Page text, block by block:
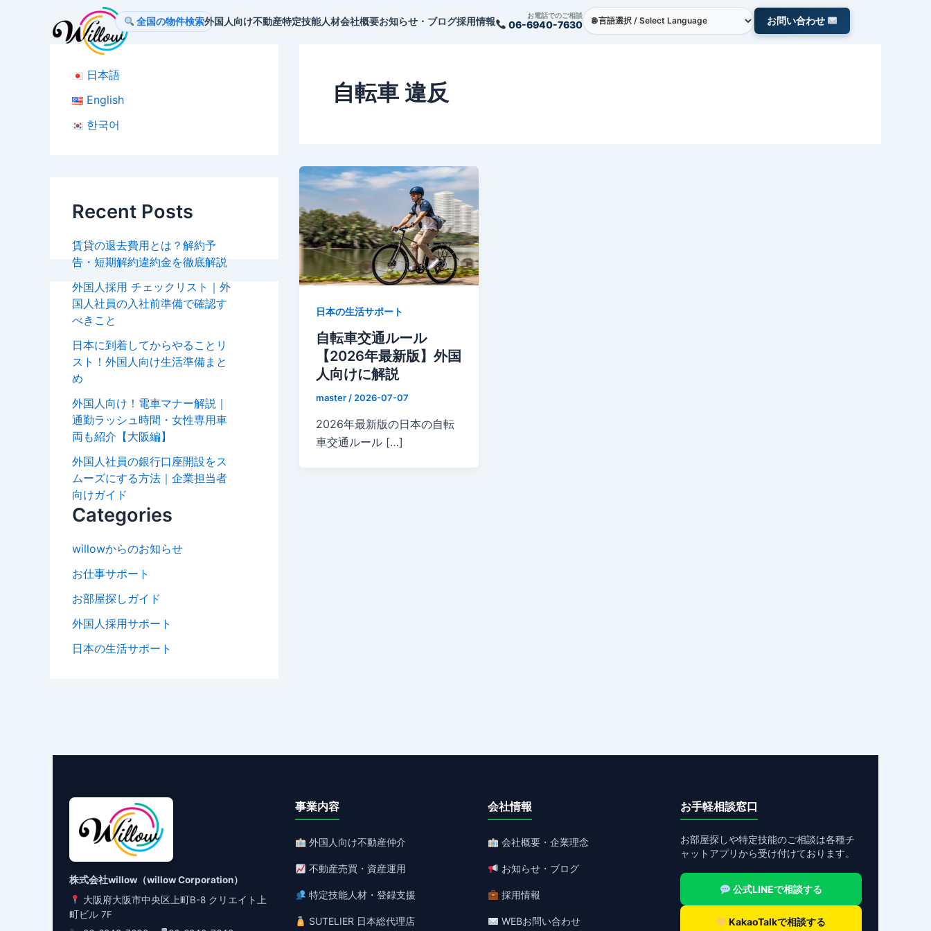
全国の物件検索外国人向け不動産特定技能人材会社概要お知らせ・ブログ採用情報
お電話でのご相談
06-6940-7630 お問い合わせ
日本語
English
한국어
Recent Posts
賃貸の退去費用とは？解約予
告・短期解約違約金を徹底解説
外国人採用 チェックリスト｜外
国人社員の入社前準備で確認す
べきこと
日本に到着してからやることリ
スト！外国人向け生活準備まと
め
外国人向け！電車マナー解説｜
通勤ラッシュ時間・女性専用車
両も紹介【大阪編】
外国人社員の銀行口座開設をス
ムーズにする方法｜企業担当者
向けガイド
Categories
willowからのお知らせ
お仕事サポート
お部屋探しガイド
外国人採用サポート
日本の生活サポート
自転車 違反
日本の生活サポート
自転車交通ルール
【2026年最新版】外国
人向けに解説
master / 2026-07-07
2026年最新版の日本の自転
車交通ルール […]
株式会社willow（willow Corporation）
大阪府大阪市中央区上町B-8 クリエイト上
町ビル 7F
事業内容
外国人向け不動産仲介
不動産売買・資産運用
特定技能人材・登録支援
SUTELIER 日本総代理店
会社情報
会社概要・企業理念
お知らせ・ブログ
採用情報
WEBお問い合わせ
お手軽相談窓口
お部屋探しや特定技能のご相談は各種チ
ャットアプリから受け付けております。
公式LINEで相談する
KakaoTalkで相談する